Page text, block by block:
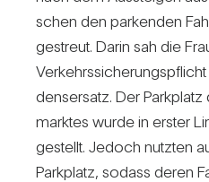
schen den par­kenden
gestreut. Darin sah die
dens­er­satz. Der
marktes wurde in erster
ge­stellt. Jedoch nutzten
Park­platz, sodass deren